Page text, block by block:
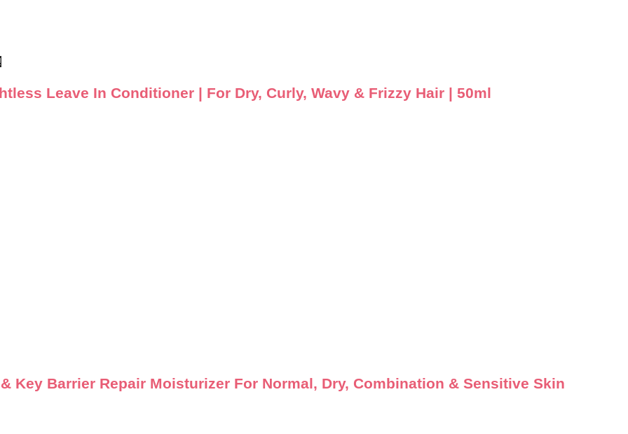
Leave In Conditioner | For Dry, Curly, Wavy & Frizzy Hair | 50ml
| Dot & Key Barrier Repair Moisturizer For Normal, Dry, Combination & Sensitive Skin